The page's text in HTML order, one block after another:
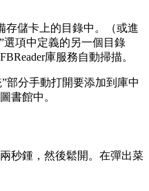
存儲卡上的目錄中。（或進
選項中定義的另一個目錄
庫服務自動掃描。
部分手動打開要添加到庫中
書館中。
秒鍾，然後鬆開。在彈出菜